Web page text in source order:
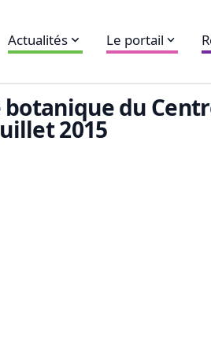
Actualités Le portail
du
2015